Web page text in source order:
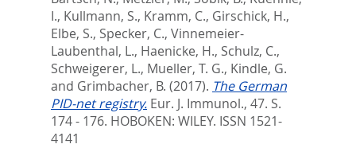
I., Kullmann, S., Kramm, C., Girschick, H.,
Elbe, S., Specker, C., Vinnemeier-
Laubenthal, L., Haenicke, H., Schulz, C.,
Schweigerer, L., Mueller, T. G., Kindle, G.
and Grimbacher, B. (2017). The German
PID-net registry. Eur. J. Immunol., 47. S.
174 - 176. HOBOKEN: WILEY. ISSN 1521-
4141